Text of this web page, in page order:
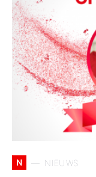
N NIEUWS